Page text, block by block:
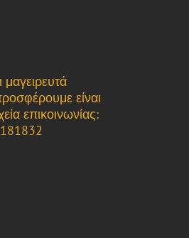
μαγειρευτά
είναι
επικοινωνίας: